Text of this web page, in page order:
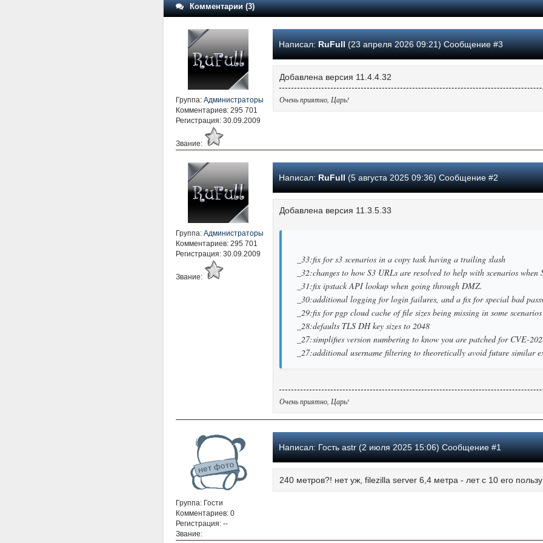
Комментарии (3)
Группа: Администраторы
Комментариев: 295 701
Регистрация: 30.09.2009
Звание:
Написал: RuFull(23 апреля 2026 09:21) Сообщение #3
Добавлена версия 11.4.4.32
Очень приятно, Царь!
Группа: Администраторы
Комментариев: 295 701
Регистрация: 30.09.2009
Звание:
Написал: RuFull(5 августа 2025 09:36) Сообщение #2
Добавлена версия 11.3.5.33
_33:fix for s3 scenarios in a copy task having a trailing slash
_32:changes to how S3 URLs are resolved to help with scenarios
_31:fix ipstack API lookup when going through DMZ.
_30:additional logging for login failures, and a fix for special bad
_29:fix for pgp cloud cache of file sizes being missing in some
_28:defaults TLS DH key sizes to 2048
_27:simplifies version numbering to know you are patched for CVE-
_27:additional username filtering to theoretically avoid future
Очень приятно, Царь!
Группа: Гости
Комментариев: 0
Регистрация: --
Звание:
Написал:Гость astr (2 июля 2025 15:06) Сообщение #1
240 метров?! нет уж, filezilla server 6,4 метра - лет с 10 его